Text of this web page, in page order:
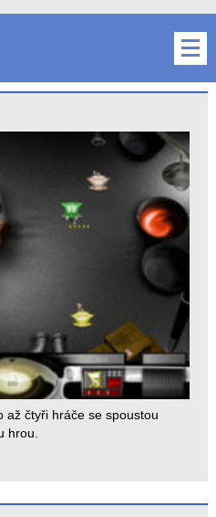
až čtyři hráče se spoustou
hrou.